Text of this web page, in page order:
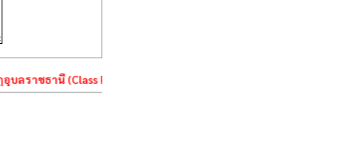
าชธานี (Class Room Management System)